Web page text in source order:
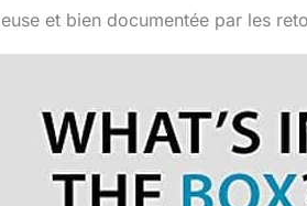
et bien documentée par les